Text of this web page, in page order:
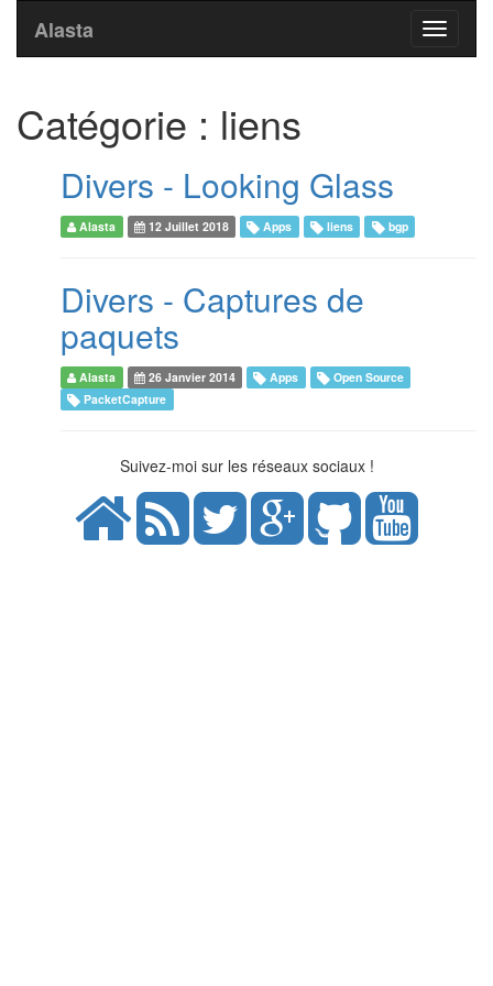
Toggle
Alasta
Catégorie : liens
Divers - Looking Glass
Alasta 12 Juillet 2018 Apps liens bgp
Divers - Captures de
paquets
Alasta 26 Janvier 2014 Apps
Open Source
PacketCapture
Suivez-moi sur les réseaux sociaux !